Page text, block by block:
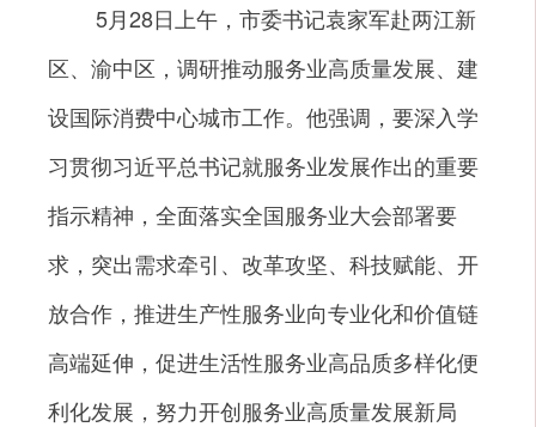
5月28日上午，市委书记袁家军赴两江新
区、渝中区，调研推动服务业高质量发展、建
设国际消费中心城市工作。他强调，要深入学
习贯彻习近平总书记就服务业发展作出的重要
指示精神，全面落实全国服务业大会部署要
求，突出需求牵引、改革攻坚、科技赋能、开
放合作，推进生产性服务业向专业化和价值链
高端延伸，促进生活性服务业高品质多样化便
利化发展，努力开创服务业高质量发展新局